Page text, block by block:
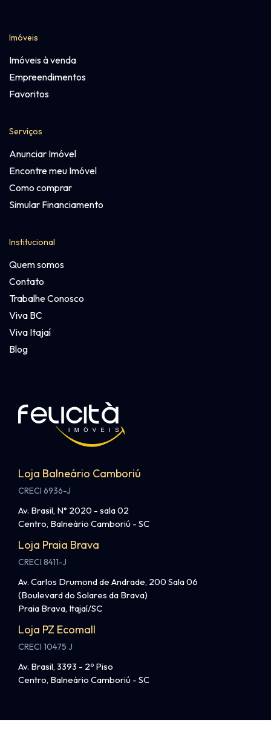
Imóveis
Imóveis à venda
Empreendimentos
Favoritos
Serviços
Anunciar Imóvel
Encontre meu Imóvel
Como comprar
Simular Financiamento
Institucional
Quem somos
Contato
Trabalhe Conosco
Viva BC
Viva Itajaí
Blog
Loja Balneário Camboriú
CRECI 6936-J
Av. Brasil, N° 2020 - sala 02
Centro, Balneário Camboriú - SC
Loja Praia Brava
CRECI 8411-J
Av. Carlos Drumond de Andrade, 200 Sala 06
(Boulevard do Solares da Brava)
Praia Brava, Itajaí/SC
Loja PZ Ecomall
CRECI 10475 J
Av. Brasil, 3393 - 2º Piso
Centro, Balneário Camboriú - SC